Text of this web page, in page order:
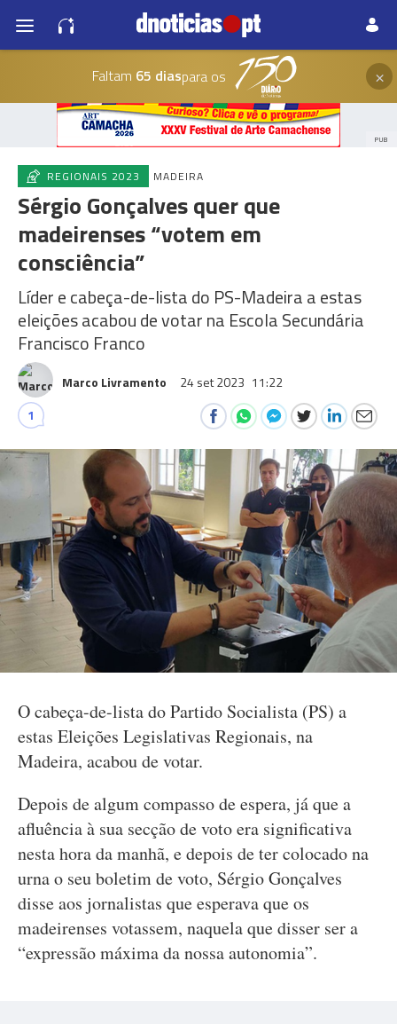
Faltam 65 diaspara os ×
PUB
REGIONAIS 2023 MADEIRA
Sérgio Gonçalves quer que
madeirenses “votem em
consciência”
Líder e cabeça-de-lista do PS-Madeira a estas
eleições acabou de votar na Escola Secundária
Francisco Franco
Marco Livramento 24 set 2023 11:22
1
O cabeça-de-lista do Partido Socialista (PS) a
estas Eleições Legislativas Regionais, na
Madeira, acabou de votar.
Depois de algum compasso de espera, já que a
afluência à sua secção de voto era significativa
nesta hora da manhã, e depois de ter colocado na
urna o seu boletim de voto, Sérgio Gonçalves
disse aos jornalistas que esperava que os
madeirenses votassem, naquela que disser ser a
“expressão máxima da nossa autonomia”.